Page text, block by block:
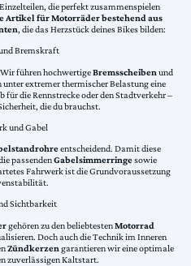
die perfekt zusammenspielen
Artikel für Motorräder bestehend aus
, die das Herzstück deines Bikes bilden:
Bremskraft
führen hochwertigeBremsscheiben und
unter extremer thermischer Belastung eine
die Rennstrecke oder den Stadtverkehr –
die du brauchst.
und Gabel
entscheidend. Damit diese
passendenGabelsimmerringesowie
Fahrwerk ist die Grundvoraussetzung
Sichtbarkeit
gehören zu den beliebtestenMotorrad
Doch auch die Technik im Inneren
Zündkerzen garantieren wir eine optimale
zuverlässigen Kaltstart.